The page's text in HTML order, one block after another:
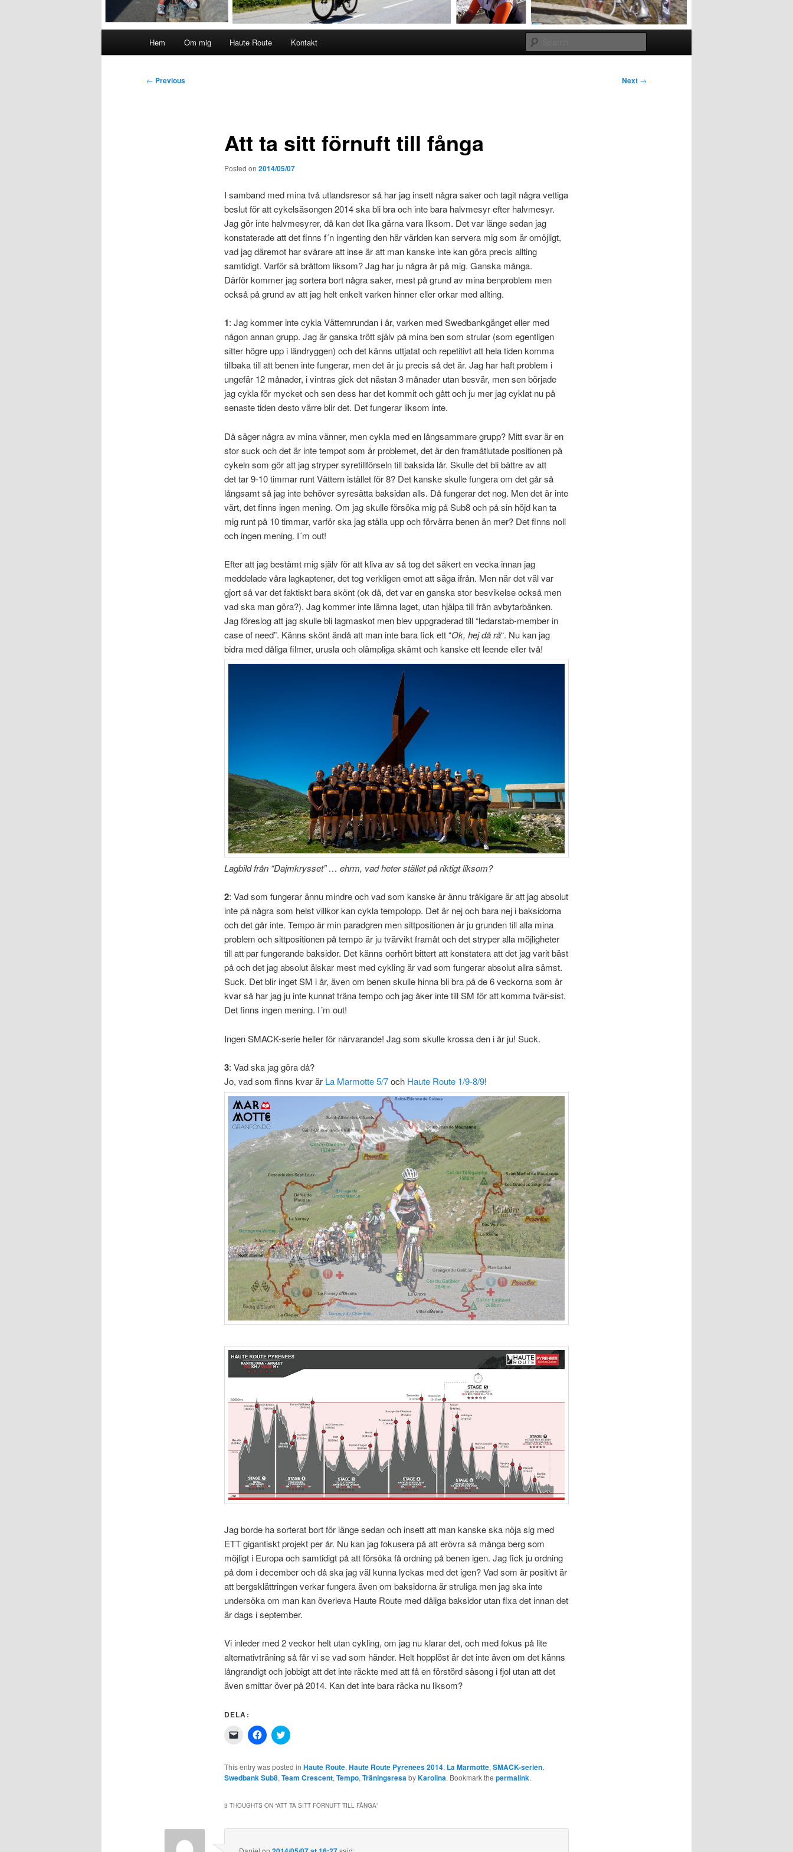
Hem Om mig Haute Route Kontakt
Post
← Previous Next →
Att ta sitt förnuft till fånga
Posted on 2014/05/07
I samband med mina två utlandsresor så har jag insett några saker och tagit några vettiga
beslut för att cykelsäsongen 2014 ska bli bra och inte bara halvmesyr efter halvmesyr.
Jag gör inte halvmesyrer, då kan det lika gärna vara liksom. Det var länge sedan jag
konstaterade att det finns f´n ingenting den här världen kan servera mig som är omöjligt,
vad jag däremot har svårare att inse är att man kanske inte kan göra precis allting
samtidigt. Varför så bråttom liksom? Jag har ju några år på mig. Ganska många.
Därför kommer jag sortera bort några saker, mest på grund av mina benproblem men
också på grund av att jag helt enkelt varken hinner eller orkar med allting.
1: Jag kommer inte cykla Vätternrundan i år, varken med Swedbankgänget eller med
någon annan grupp. Jag är ganska trött själv på mina ben som strular (som egentligen
sitter högre upp i ländryggen) och det känns uttjatat och repetitivt att hela tiden komma
tillbaka till att benen inte fungerar, men det är ju precis så det är. Jag har haft problem i
ungefär 12 månader, i vintras gick det nästan 3 månader utan besvär, men sen började
jag cykla för mycket och sen dess har det kommit och gått och ju mer jag cyklat nu på
senaste tiden desto värre blir det. Det fungerar liksom inte.
Då säger några av mina vänner, men cykla med en långsammare grupp? Mitt svar är en
stor suck och det är inte tempot som är problemet, det är den framåtlutade positionen på
cykeln som gör att jag stryper syretillförseln till baksida lår. Skulle det bli bättre av att
det tar 9-10 timmar runt Vättern istället för 8? Det kanske skulle fungera om det går så
långsamt så jag inte behöver syresätta baksidan alls. Då fungerar det nog. Men det är inte
värt, det finns ingen mening. Om jag skulle försöka mig på Sub8 och på sin höjd kan ta
mig runt på 10 timmar, varför ska jag ställa upp och förvärra benen än mer? Det finns noll
och ingen mening. I´m out!
Efter att jag bestämt mig själv för att kliva av så tog det säkert en vecka innan jag
meddelade våra lagkaptener, det tog verkligen emot att säga ifrån. Men när det väl var
gjort så var det faktiskt bara skönt (ok då, det var en ganska stor besvikelse också men
vad ska man göra?). Jag kommer inte lämna laget, utan hjälpa till från avbytarbänken.
Jag föreslog att jag skulle bli lagmaskot men blev uppgraderad till “ledarstab-member in
case of need”. Känns skönt ändå att man inte bara fick ett “Ok, hej då rå“. Nu kan jag
bidra med dåliga filmer, urusla och olämpliga skämt och kanske ett leende eller två!
Lagbild från “Dajmkrysset” … ehrm, vad heter stället på riktigt liksom?
2: Vad som fungerar ännu mindre och vad som kanske är ännu tråkigare är att jag absolut
inte på några som helst villkor kan cykla tempolopp. Det är nej och bara nej i baksidorna
och det går inte. Tempo är min paradgren men sittpositionen är ju grunden till alla mina
problem och sittpositionen på tempo är ju tvärvikt framåt och det stryper alla möjligheter
till att par fungerande baksidor. Det känns oerhört bittert att konstatera att det jag varit bäst
på och det jag absolut älskar mest med cykling är vad som fungerar absolut allra sämst.
Suck. Det blir inget SM i år, även om benen skulle hinna bli bra på de 6 veckorna som är
kvar så har jag ju inte kunnat träna tempo och jag åker inte till SM för att komma tvär-sist.
Det finns ingen mening. I´m out!
Ingen SMACK-serie heller för närvarande! Jag som skulle krossa den i år ju! Suck.
3: Vad ska jag göra då?
Jo, vad som finns kvar är La Marmotte 5/7och Haute Route 1/9-8/9!
Jag borde ha sorterat bort för länge sedan och insett att man kanske ska nöja sig med
ETT gigantiskt projekt per år. Nu kan jag fokusera på att erövra så många berg som
möjligt i Europa och samtidigt på att försöka få ordning på benen igen. Jag fick ju ordning
på dom i december och då ska jag väl kunna lyckas med det igen? Vad som är positivt är
att bergsklättringen verkar fungera även om baksidorna är struliga men jag ska inte
undersöka om man kan överleva Haute Route med dåliga baksidor utan fixa det innan det
är dags i september.
Vi inleder med 2 veckor helt utan cykling, om jag nu klarar det, och med fokus på lite
alternativträning så får vi se vad som händer. Helt hopplöst är det inte även om det känns
långrandigt och jobbigt att det inte räckte med att få en förstörd säsong i fjol utan att det
även smittar över på 2014. Kan det inte bara räcka nu liksom?
DELA:
Click
link
to
a
in
new
Click
to
Facebook
(Opens
in
Click
to
Twitter
(Opens
in
This entry was posted in Haute Route,Haute Route Pyrenees 2014, La Marmotte,SMACK-serien,
Swedbank Sub8,Team Crescent,Tempo,TräningsresabyKarolina. Bookmark the permalink.
3 THOUGHTS ON “ATT TA SITT FÖRNUFT TILL FÅNGA”